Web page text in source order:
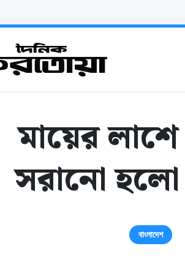
মায়ের
সরানো হলো
বাংলাদেশ